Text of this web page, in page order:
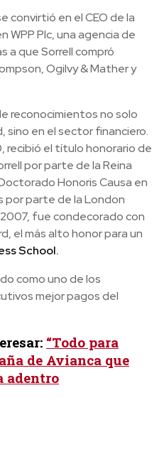
convirtió en el CEO de la
WPP Plc, una agencia de
a que Sorrell compró
Ogilvy & Mather y
reconocimientos no solo
sino en el sector financiero.
recibió el título honorario de
por parte de la Reina
Honoris Causa en
por parte de la London
fue condecorado con
el más alto honor para un
School.
como uno de los
mejor pagos del
“Todo para
de Avianca que
adentro